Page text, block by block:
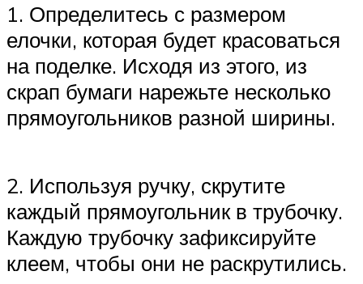
1. Определитесь с размером
елочки, которая будет красоваться
на поделке. Исходя из этого, из
скрап бумаги нарежьте несколько
прямоугольников разной ширины.
2. Используя ручку, скрутите
каждый прямоугольник в трубочку.
Каждую трубочку зафиксируйте
клеем, чтобы они не раскрутились.